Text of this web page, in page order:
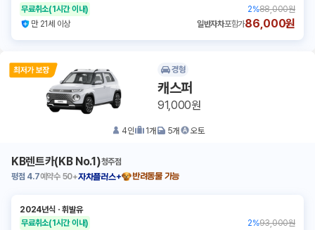
무료취소(1시간 이내) 2%88,000원
만 21세 이상
일반자차포함가86,000원
경형
캐스퍼
91,000원
4인 1개 5개 오토
KB렌트카(KB No.1)청주점
평점 4.7예약수 50+자차플러스+ 반려동물 가능
2024년식 ㆍ휘발유
무료취소(1시간 이내) 2%93,000원